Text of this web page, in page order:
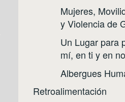
Mujeres,
y Violencia de
Un Lugar para
mí, en ti y en
Albergues
Retroalimentación